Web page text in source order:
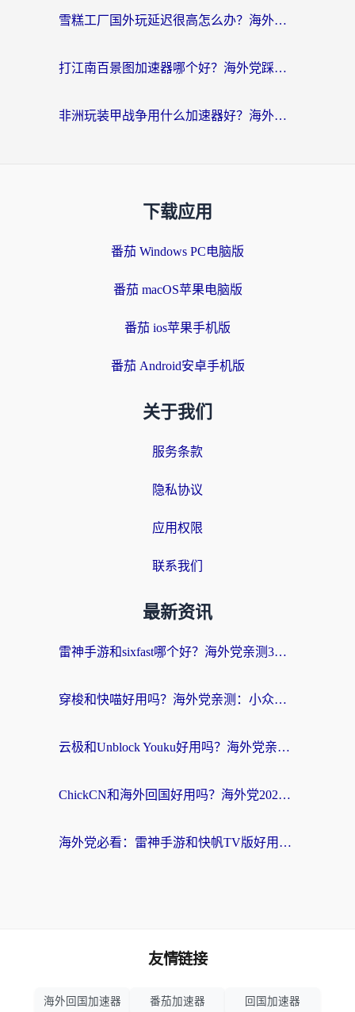
雪糕工厂国外玩延迟很高怎么办？海外玩家国服游戏加速终极攻略（附实测推荐）
打江南百景图加速器哪个好？海外党踩坑N次后，终于找到不卡的秘诀
非洲玩装甲战争用什么加速器好？海外党亲测有效的国服游戏加速方案
下载应用
番茄 Windows PC电脑版
番茄 macOS苹果电脑版
番茄 ios苹果手机版
番茄 Android安卓手机版
关于我们
服务条款
隐私协议
应用权限
联系我们
最新资讯
雷神手游和sixfast哪个好？海外党亲测3款回国加速器，教你选对不踩坑
穿梭和快喵好用吗？海外党亲测：小众加速器对比+番茄加速器深度体验
云极和Unblock Youku好用吗？海外党亲测+2026回国加速器避坑指南
ChickCN和海外回国好用吗？海外党2026亲测：从手游到影音，选对加速器的3个关键
海外党必看：雷神手游和快帆TV版好用吗？3步选对回国加速器不踩坑
友情链接
海外回国加速器 番茄加速器 回国加速器